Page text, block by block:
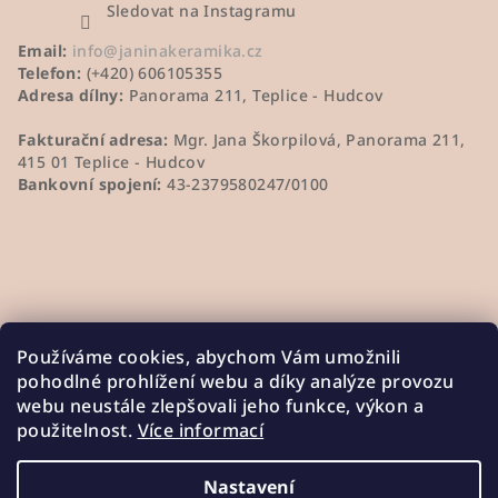
Používáme cookies, abychom Vám umožnili
pohodlné prohlížení webu a díky analýze provozu
webu neustále zlepšovali jeho funkce, výkon a
použitelnost. Více informací
Nastavení
Sledovat na Instagramu
Email: info@janinakeramika.cz
Telefon: (+420) 606105355
Adresa dílny: Panorama 211, Teplice - Hudcov
Fakturační adresa: Mgr. Jana Škorpilová, Panorama 211,
415 01 Teplice - Hudcov
Bankovní spojení: 43-2379580247/0100